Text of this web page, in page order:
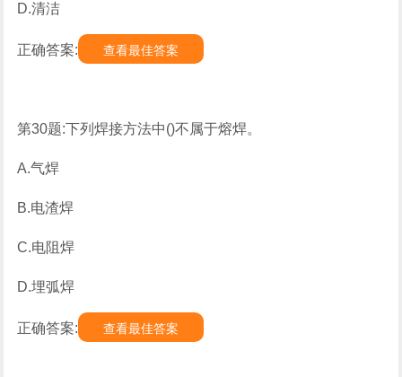
D.清洁
正确答案: 查看最佳答案
第30题:下列焊接方法中()不属于熔焊。
A.气焊
B.电渣焊
C.电阻焊
D.埋弧焊
正确答案: 查看最佳答案